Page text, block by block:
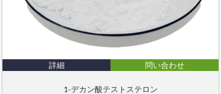
詳細 問い合わせ
1-デカン酸テストステロン